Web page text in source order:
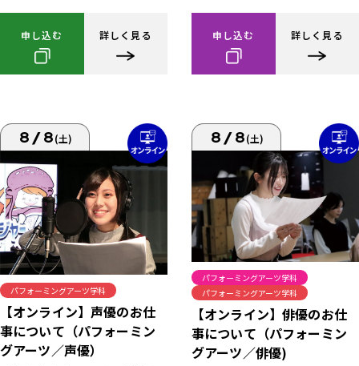
申し込む 詳しく見る 申し込む 詳しく見る
8/8(土)
パフォーミングアーツ学科
【オンライン】声優のお仕
事について（パフォーミン
グアーツ／声優）
8/8(土)
パフォーミングアーツ学科
パフォーミングアーツ学科
【オンライン】俳優のお仕
事について（パフォーミン
グアーツ／俳優)